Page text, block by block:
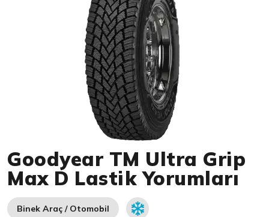
Goodyear TM Ultra Grip
Max D Lastik Yorumları
Binek Araç / Otomobil